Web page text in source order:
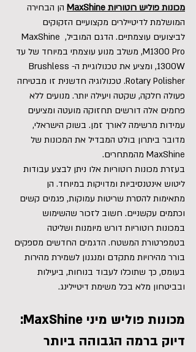
מכונות פוליש רוטוריות MaxShine
הן הבחירה
המושלמת לדיטיילרים מקצועיים הזקוקים
לביצועים עוצמתיים. הדגם המוביל, MaxShine
M1300 Pro, משלב מנוע עוצמתי במיוחד של עד
1300W, ומציע את טכנולוגיית ה-Brushless
Rotary Polisher. טכנולוגיה חדשנית זו מבטיחה
פעולה חלקה, שקטה ויעילה יותר. מנועים ללא
פחמים אלה דורשים תחזוקה מועטה ומציעים
עמידות מרשימה לאורך זמן. בשוק הישראלי,
מדובר ביתרון בולט המבדיל את המכונות של
MaxShine מהמתחרים.
בעזרת מכונות רוטוריות אלו ניתן לבצע עבודות
ליטוש אינטנסיביות ומדויקות במיוחד. הן
מתאימות להסרת שריטות עמוקות, פגמים קשים
וכתמים עקשניים. חשוב לזכור שהשימוש
במכונות רוטוריות דורש מיומנות ושליטה
בטמפרטורת המשטח. הדגמים החדשים מספקים
בורר מהירויות מתקדם ומנגנון לשמירת מהירות
בעומס, כך שתוכלו לעבוד בנוחות, ביעילות
ובביטחון מלא בכל משימת דיטיילינג.
מכונות פוליש מיני MaxShine
:
דיוק ברמה הגבוהה ביותר